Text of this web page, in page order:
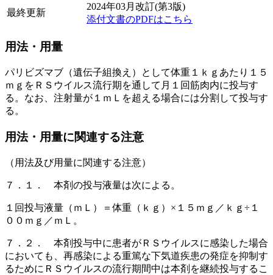
最終更新
2024年03月改訂(第3版)
添付文書のPDFはこちら
用法・用量
パリビズマブ（遺伝子組換え）として体重１ｋｇあたり１５
ｍｇをＲＳウイルス流行期を通して月１回筋肉内に投与す
る。なお、注射量が１ｍＬを超える場合には分割して投与す
る。
用法・用量に関連する注意
（用法及び用量に関連する注意）
７．１． 本剤の投与液量は次による。
１回投与液量（ｍＬ）＝体重（ｋｇ）×１５ｍｇ／ｋｇ÷１
００ｍｇ／ｍＬ。
７．２． 本剤投与中に患者がＲＳウイルスに感染した場合
においても、再感染による重篤な下気道疾患の発症を抑制す
るためにＲＳウイルスの流行期間中は本剤を継続投与するこ